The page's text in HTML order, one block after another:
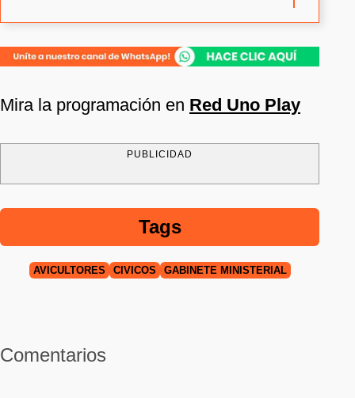
Mira la programación en Red Uno Play
PUBLICIDAD
Tags
AVICULTORES CÍVICOS GABINETE MINISTERIAL
Comentarios